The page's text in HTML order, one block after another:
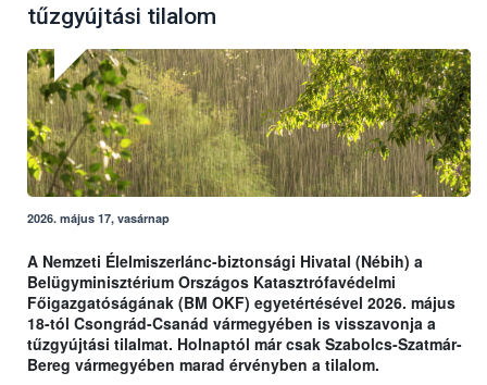
tűzgyújtási tilalom
2026. május 17, vasárnap
A Nemzeti Élelmiszerlánc-biztonsági Hivatal (Nébih) a
Belügyminisztérium Országos Katasztrófavédelmi
Főigazgatóságának (BM OKF) egyetértésével 2026. május
18-tól Csongrád-Csanád vármegyében is visszavonja a
tűzgyújtási tilalmat. Holnaptól már csak Szabolcs-Szatmár-
Bereg vármegyében marad érvényben a tilalom.